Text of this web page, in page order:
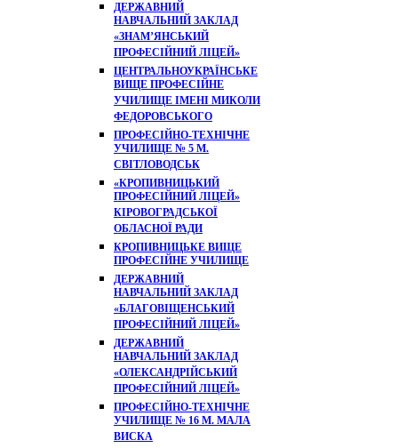
ДЕРЖАВНИЙ
НАВЧАЛЬНИЙ ЗАКЛАД
«ЗНАМ’ЯНСЬКИЙ
ПРОФЕСІЙНИЙ ЛІЦЕЙ»
ЦЕНТРАЛЬНОУКРАЇНСЬКЕ
ВИЩЕ ПРОФЕСІЙНЕ
УЧИЛИЩЕ ІМЕНІ МИКОЛИ
ФЕДОРОВСЬКОГО
ПРОФЕСІЙНО-ТЕХНІЧНЕ
УЧИЛИЩЕ № 5 М.
СВІТЛОВОДСЬК
«КРОПИВНИЦЬКИЙ
ПРОФЕСІЙНИЙ ЛІЦЕЙ»
КІРОВОГРАДСЬКОЇ
ОБЛАСНОЇ РАДИ
КРОПИВНИЦЬКЕ ВИЩЕ
ПРОФЕСІЙНЕ УЧИЛИЩЕ
ДЕРЖАВНИЙ
НАВЧАЛЬНИЙ ЗАКЛАД
«БЛАГОВІЩЕНСЬКИЙ
ПРОФЕСІЙНИЙ ЛІЦЕЙ»
ДЕРЖАВНИЙ
НАВЧАЛЬНИЙ ЗАКЛАД
«ОЛЕКСАНДРІЙСЬКИЙ
ПРОФЕСІЙНИЙ ЛІЦЕЙ»
ПРОФЕСІЙНО-ТЕХНІЧНЕ
УЧИЛИЩЕ № 16 М. МАЛА
ВИСКА